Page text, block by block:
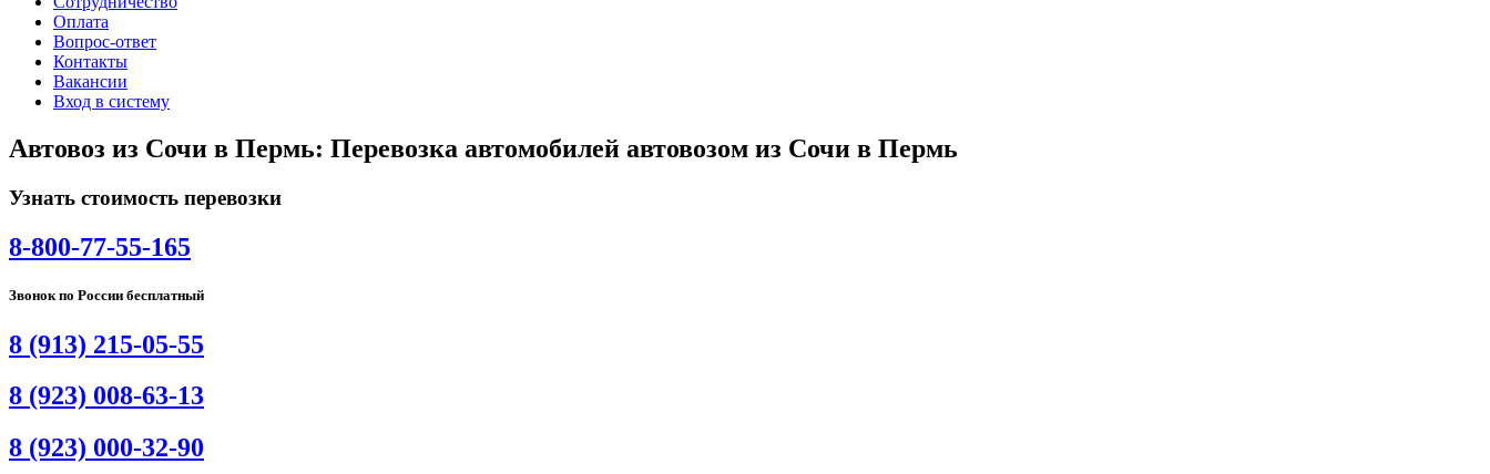
Оплата
Вопрос-ответ
Контакты
Вакансии
Вход в систему
Автовоз из Сочи в Пермь: Перевозка автомобилей автовозом из Сочи в Пермь
Узнать стоимость перевозки
8-800-77-55-165
Звонок по России бесплатный
8 (913) 215-05-55
8 (923) 008-63-13
8 (923) 000-32-90